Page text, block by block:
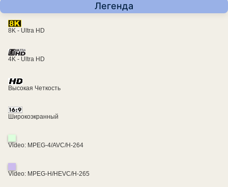
Легенда
8K - Ultra HD
4K - Ultra HD
Высокая Четкость
Широкоэкранный
Video: MPEG-4/AVC/H-264
Video: MPEG-H/HEVC/H-265